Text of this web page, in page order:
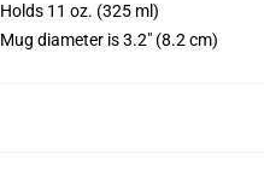
Holds 11 oz. (325 ml)
Mug diameter is 3.2" (8.2 cm)